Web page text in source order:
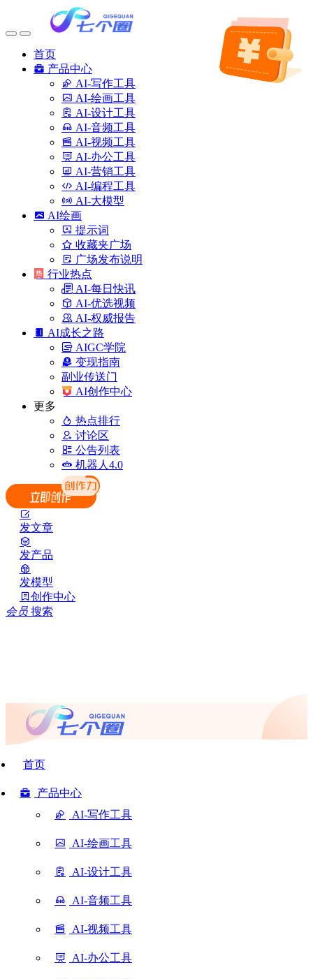
首页
产品中心
AI-写作工具
AI-绘画工具
AI-设计工具
AI-音频工具
AI-视频工具
AI-办公工具
AI-营销工具
AI-编程工具
AI-大模型
AI绘画
提示词
收藏夹广场
广场发布说明
行业热点
AI-每日快讯
AI-优选视频
AI-权威报告
AI成长之路
AIGC学院
变现指南
副业传送门
AI创作中心
更多
热点排行
讨论区
公告列表
机器人4.0
发文章
发产品
发模型
创作中心
会员 搜索
首页
产品中心
AI-写作工具
AI-绘画工具
AI-设计工具
AI-音频工具
AI-视频工具
AI-办公工具